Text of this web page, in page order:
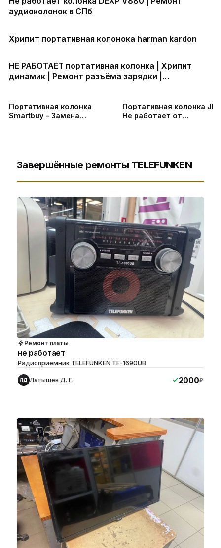
аудиоколонок в СПб
Хрипит портативная колонока harman kardon
НЕ РАБОТАЕТ портативная колонка | Хрипит
динамик | Ремонт разъёма зарядки |
Портативная колонка
Smartbuy - Замена
Портативная колонка
Не работает от
Завершённые ремонты TELEFUNKEN
Ремонт платы
не работает
Радиоприемник TELEFUNKEN TF-1690UB
ЛД Латышев Д. Г. 2000₽